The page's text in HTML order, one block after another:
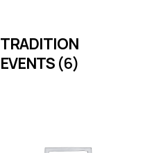
TRADITION
EVENTS (6)